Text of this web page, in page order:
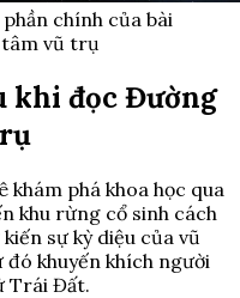
chính của bài
vũ trụ
khi đọc Đường
khám phá khoa học qua
khu rừng cổ sinh cách
sự kỳ diệu của vũ
khuyến khích người
Trái Đất.